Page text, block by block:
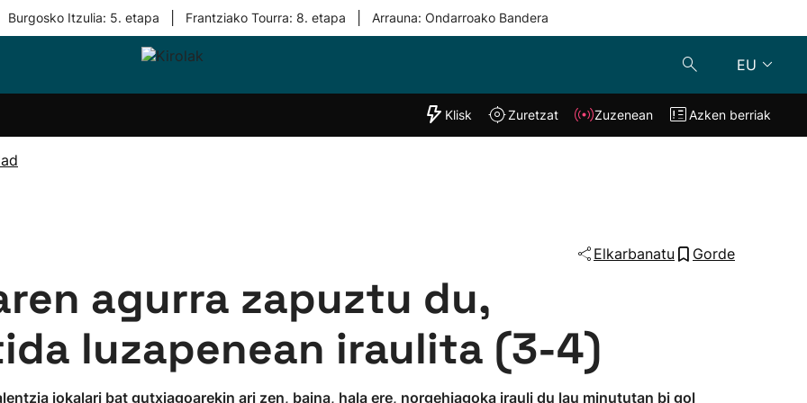
Burgosko Itzulia: 5. etapa Frantziako Tourra: 8. etapa Arrauna: Ondarroako Bandera
EU
Taldeak
"Helmuga"
Klisk Zuzenean
Klisk Zuretzat Zuzenean Azken berriak
Elkarbanatu Gorde
agurra zapuztu du,
luzapenean iraulita (3-4)
jokalari bat gutxiagoarekin ari zen, baina, hala ere, norgehiagoka irauli du lau minututan bi gol